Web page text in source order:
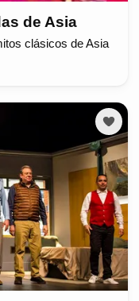
de Asia
clásicos de Asia